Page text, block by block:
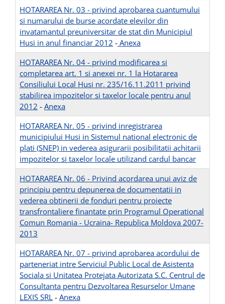
HOTARAREA Nr. 03 - privind aprobarea cuantumului
si numarului de burse acordate elevilor din
invatamantul preuniversitar de stat din Municipiul
Husi in anul financiar 2012 - Anexa
HOTARAREA Nr. 04 - privind modificarea si
completarea art. 1 si anexei nr. 1 la Hotararea
Consiliului Local Husi nr. 235/16.11.2011 privind
stabilirea impozitelor si taxelor locale pentru anul
2012 - Anexa
HOTARAREA Nr. 05 - privind inregistrarea
municipiului Husi in Sistemul national electronic de
plati (SNEP) in vederea asigurarii posibilitatii achitarii
impozitelor si taxelor locale utilizand cardul bancar
HOTARAREA Nr. 06 - Privind acordarea unui aviz de
principiu pentru depunerea de documentatii in
vederea obtinerii de fonduri pentru proiecte
transfrontaliere finantate prin Programul Operational
Comun Romania - Ucraina- Republica Moldova 2007-
2013
HOTARAREA Nr. 07 - privind aprobarea acordului de
parteneriat intre Serviciul Public Local de Asistenta
Sociala si Unitatea Protejata Autorizata S.C. Centrul de
Consultanta pentru Dezvoltarea Resurselor Umane
LEXIS SRL - Anexa